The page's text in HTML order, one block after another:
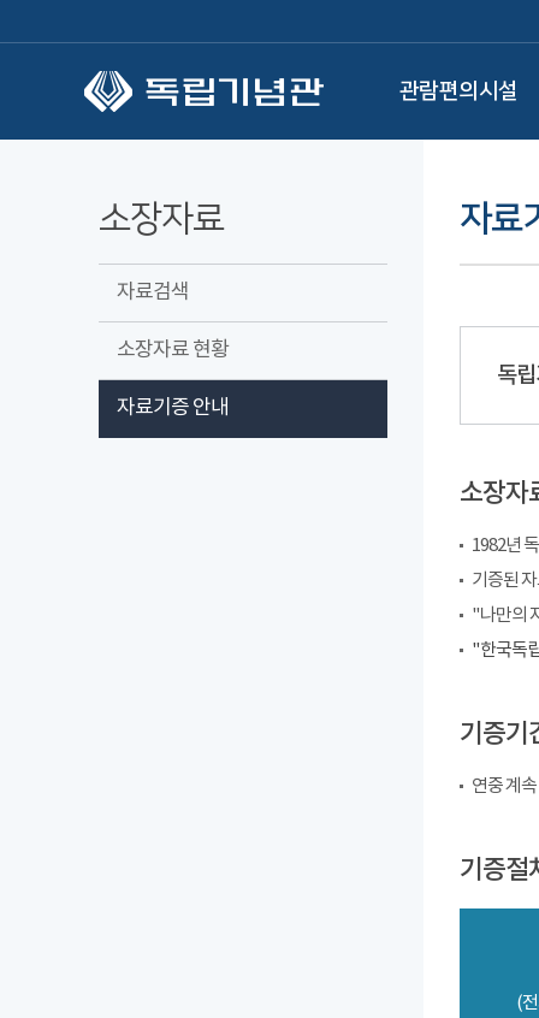
관람편의시설
소장자료
자료검색
소장자료 현황
자료기증 안내
자료
독
소장자
1982년
기증된
"나만의
"한국독
기증기
연중 계속
기증절
(